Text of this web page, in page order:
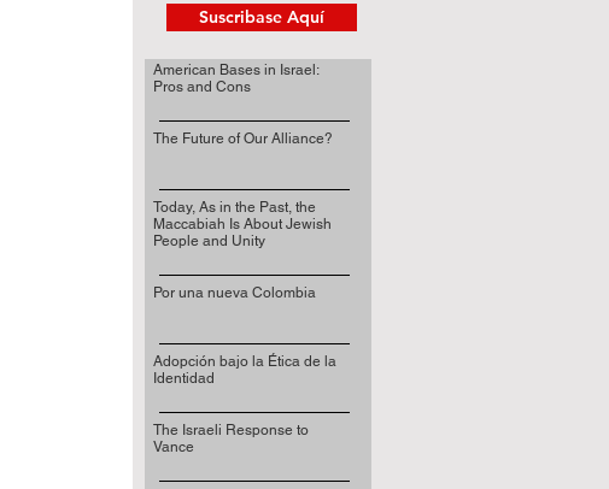
Suscribase Aquí
American Bases in Israel:
Pros and Cons
The Future of Our Alliance?
Today, As in the Past, the
Maccabiah Is About Jewish
People and Unity
Por una nueva Colombia
Adopción bajo la Ética de la
Identidad
The Israeli Response to
Vance